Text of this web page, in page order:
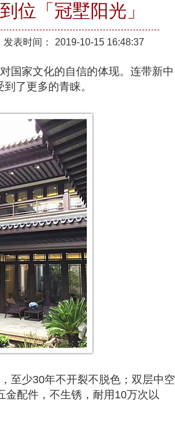
位「冠墅阳光」
发表时间： 2019-10-15 16:48:37
国家文化的自信的体现。连带新中
到了更多的青睐。
至少30年不开裂不脱色；双层中空
配件，不生锈，耐用10万次以